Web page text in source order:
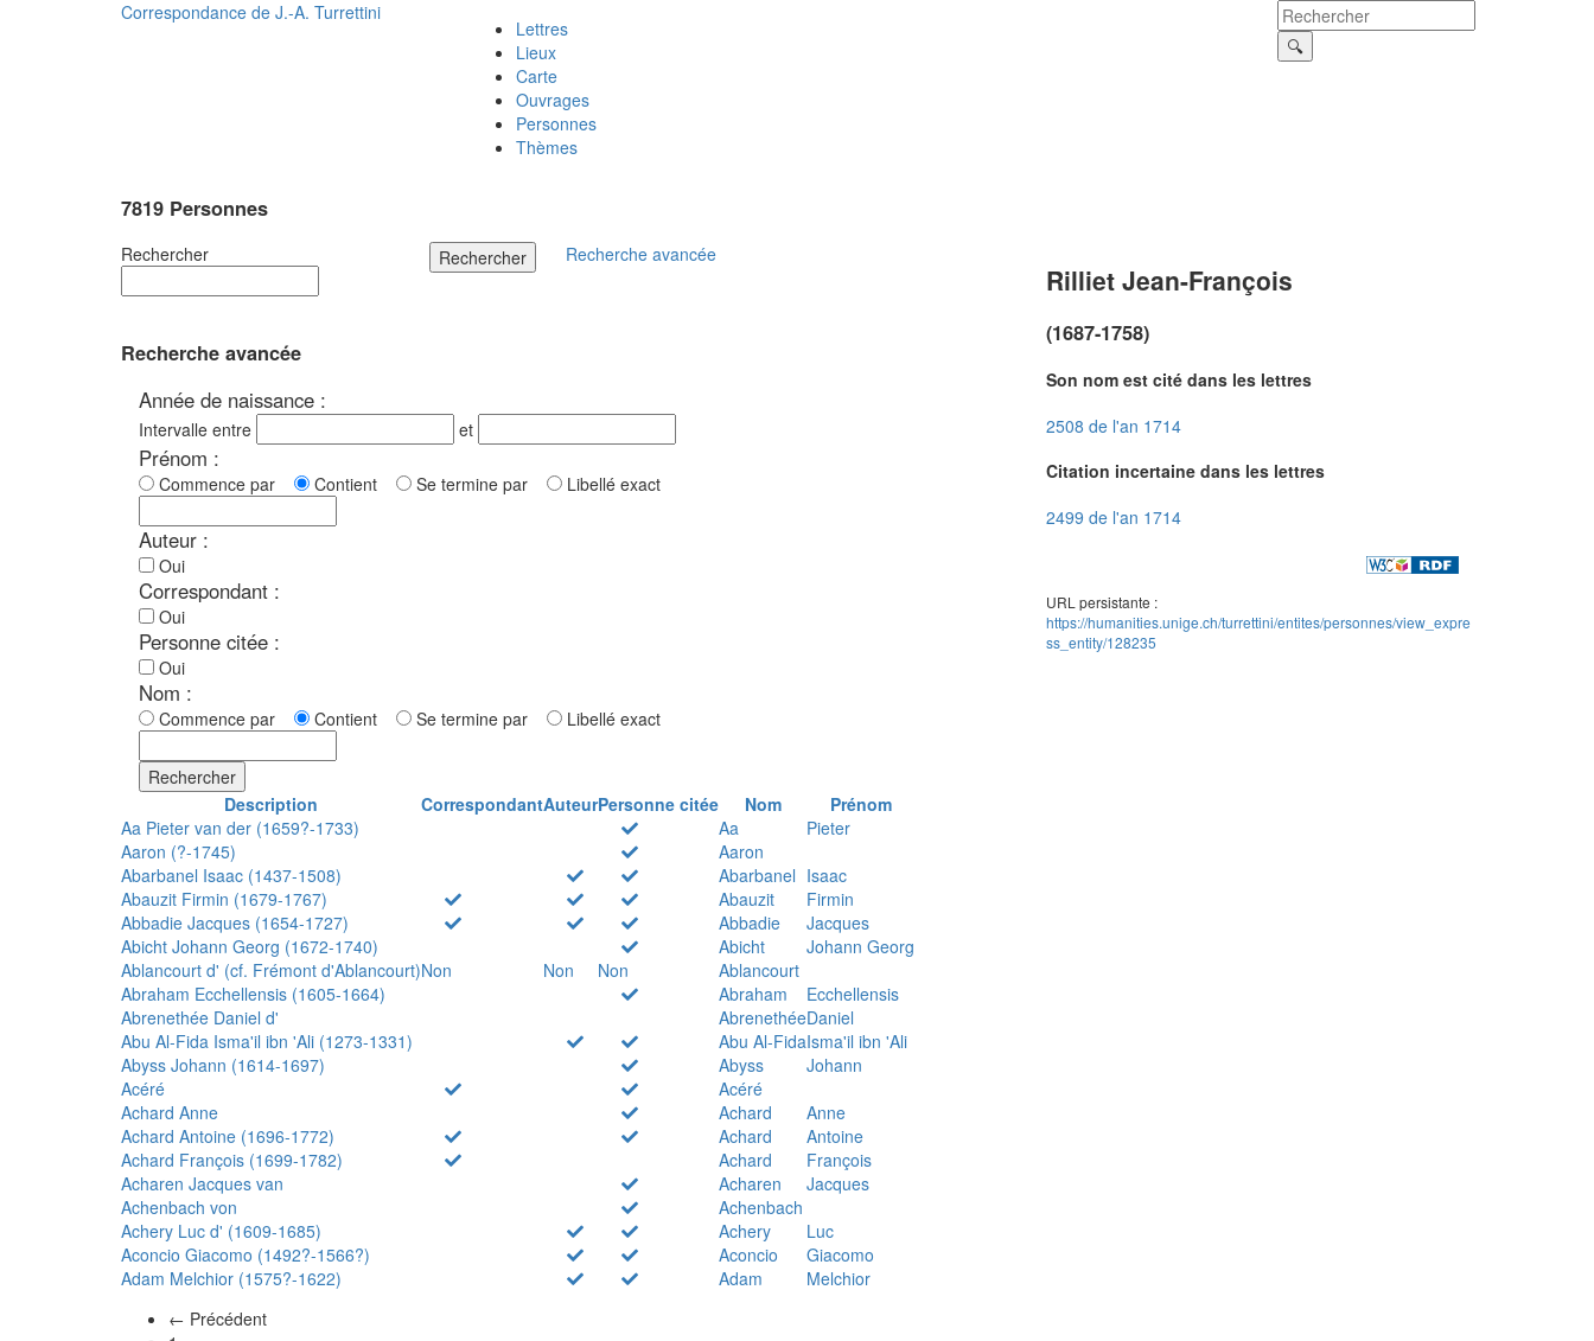
Correspondance de J.-A. Turrettini
Lettres
Lieux
Carte
Ouvrages
Personnes
Thèmes
7819 Personnes
Rechercher Rechercher Recherche avancée
Recherche avancée
Année de naissance :
Intervalle entre et
Prénom :
Commence par Contient Se termine par Libellé exact
Auteur :
Oui
Correspondant :
Oui
Personne citée :
Oui
Nom :
Commence par Contient Se termine par Libellé exact
Rechercher
Description
CorrespondantAuteurPersonne citée Nom
Prénom
Aa Pieter van der (1659?-1733)
Aa
Pieter
Aaron (?-1745)
Aaron
Abarbanel Isaac (1437-1508)
Abarbanel Isaac
Abauzit Firmin (1679-1767)
Abauzit
Firmin
Abbadie Jacques (1654-1727)
Abbadie
Jacques
Abicht Johann Georg (1672-1740)
Abicht
Johann Georg
Ablancourt d' (cf. Frémont d'Ablancourt)Non Non Non
Ablancourt
Abraham Ecchellensis (1605-1664)
Abraham
Ecchellensis
Abrenethée Daniel d'
AbrenethéeDaniel
Abu Al-Fida Isma'il ibn 'Ali (1273-1331)
Abu Al-FidaIsma'il ibn 'Ali
Abyss Johann (1614-1697)
Abyss
Johann
Acéré
Acéré
Achard Anne
Achard
Anne
Achard Antoine (1696-1772)
Achard
Antoine
Achard François (1699-1782)
Achard
François
Acharen Jacques van
Acharen
Jacques
Achenbach von
Achenbach
Achery Luc d' (1609-1685)
Achery
Luc
Aconcio Giacomo (1492?-1566?)
Aconcio
Giacomo
Adam Melchior (1575?-1622)
Adam
Melchior
← Précédent
Rilliet Jean-François
(1687-1758)
Son nom est cité dans les lettres
2508 de l'an 1714
Citation incertaine dans les lettres
2499 de l'an 1714
URL persistante :
https://humanities.unige.ch/turrettini/entites/personnes/view_expre
ss_entity/128235